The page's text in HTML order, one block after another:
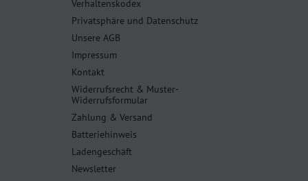
Verhaltenskodex
Privatsphäre und Datenschutz
Unsere AGB
Impressum
Kontakt
Widerrufsrecht & Muster-
Widerrufsformular
Zahlung & Versand
Batteriehinweis
Ladengeschäft
Newsletter